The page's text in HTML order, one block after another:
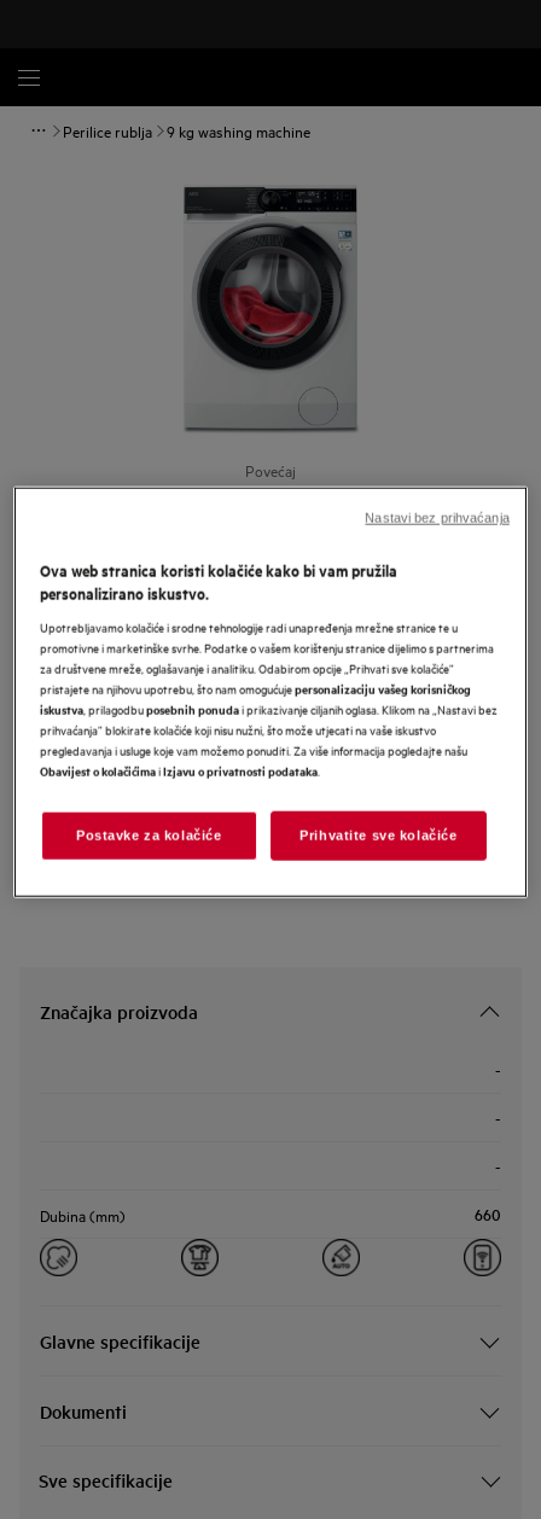
Perilice rublja 9 kg washing machine
Povećaj
LFR73944QE
AEG 7000 Series AutoDose perilica
rublja kapaciteta 9 kg i 1400
okretaja
Informacijski list proizvoda
Sigurnosne upute i sigurnosna upozorenja prema EU regulativi
2023/988 navedeni su u poglavljima 1 i 2 korisničkog priručnika.
Za sigurno korištenje proizvoda pročitajte cijeli korisnički
Značajka proizvoda
-
-
-
Dubina (mm) 660
Glavne specifikacije
Dokumenti
Sve specifikacije
Ova web stranica koristi kolačiće kako bi vam pružila
personalizirano iskustvo.
Upotrebljavamo kolačiće i srodne tehnologije radi unapređenja mrežne stranice te u
promotivne i marketinške svrhe. Podatke o vašem korištenju stranice dijelimo s partnerima
za društvene mreže, oglašavanje i analitiku. Odabirom opcije „Prihvati sve kolačiće”
pristajete na njihovu upotrebu, što nam omogućujepersonalizaciju vašeg korisničkog
iskustva, prilagodbuposebnih ponudai prikazivanje ciljanih oglasa. Klikom na „Nastavi bez
prihvaćanja” blokirate kolačiće koji nisu nužni, što može utjecati na vaše iskustvo
pregledavanja i usluge koje vam možemo ponuditi. Za više informacija pogledajte našu
Obavijest o kolačićimaiIzjavu o privatnosti podataka.
Postavke za kolačiće Prihvatite sve kolačiće
Nastavi bez prihvaćanja